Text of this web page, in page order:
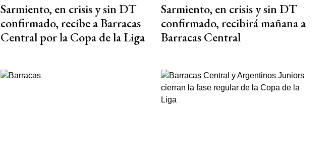
Sarmiento, en crisis y sin DT
confirmado, recibe a Barracas
Central por la Copa de la Liga
Sarmiento, en crisis y sin DT
confirmado, recibirá mañana a
Barracas Central